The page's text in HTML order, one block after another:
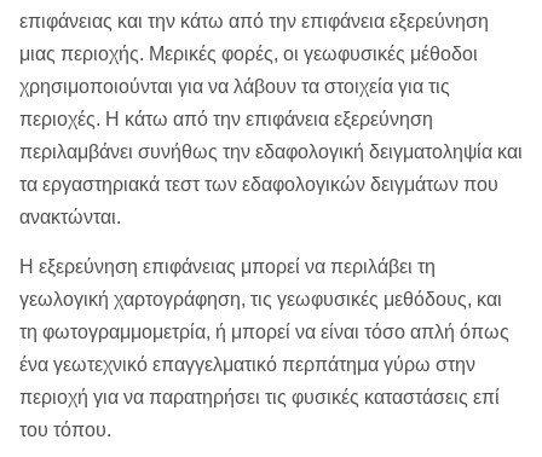
επιφάνειας και την κάτω από την επιφάνεια εξερεύνηση
μιας περιοχής. Μερικές φορές, οι γεωφυσικές μέθοδοι
χρησιμοποιούνται για να λάβουν τα στοιχεία για τις
περιοχές. Η κάτω από την επιφάνεια εξερεύνηση
περιλαμβάνει συνήθως την εδαφολογική δειγματοληψία και
τα εργαστηριακά τεστ των εδαφολογικών δειγμάτων που
ανακτώνται.
Η εξερεύνηση επιφάνειας μπορεί να περιλάβει τη
γεωλογική χαρτογράφηση, τις γεωφυσικές μεθόδους, και
τη φωτογραμμομετρία, ή μπορεί να είναι τόσο απλή όπως
ένα γεωτεχνικό επαγγελματικό περπάτημα γύρω στην
περιοχή για να παρατηρήσει τις φυσικές καταστάσεις επί
του τόπου.